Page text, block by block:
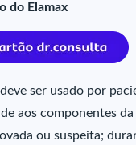
do Elamax
ser usado por
aos componentes
ou suspeita;